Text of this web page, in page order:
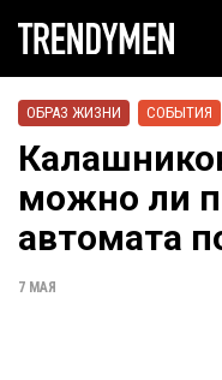
ОБРАЗ ЖИЗНИ СОБЫТИЯ
можно ли
автомата
7 МАЯ